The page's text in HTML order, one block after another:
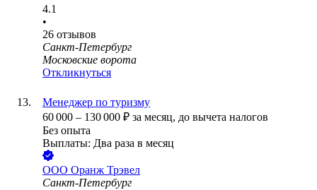
4.1
•
26 отзывов
Санкт-Петербург
Московские ворота
Откликнуться
Менеджер по туризму
60 000 – 130 000 ₽ за месяц, до вычета налогов
Без опыта
Выплаты: Два раза в месяц
ООО Оранж Трэвел
Санкт-Петербург